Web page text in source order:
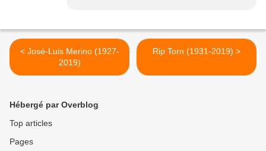
< José-Luis Merino (1927-
2019)
Rip Torn (1931-2019) >
Hébergé par Overblog
Top articles
Pages